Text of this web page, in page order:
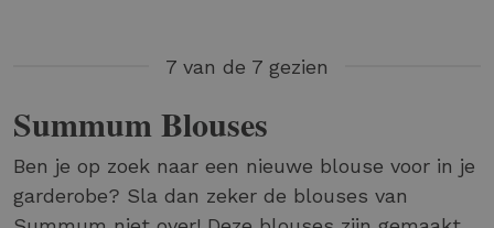
7 van de 7 gezien
Summum Blouses
Ben je op zoek naar een nieuwe blouse voor in je
garderobe? Sla dan zeker de blouses van